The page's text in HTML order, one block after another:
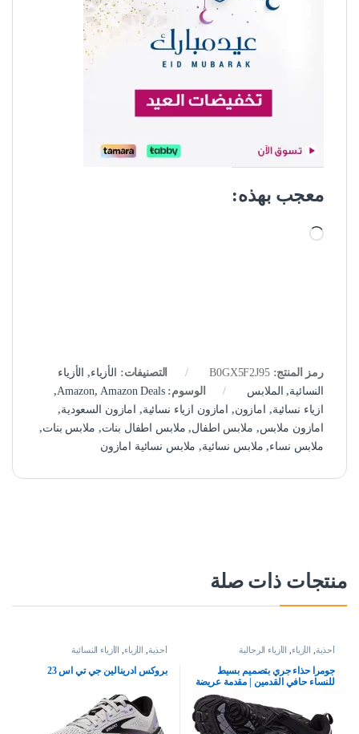
معجب بهذه:
جاري التحميل…
رمز المنتج:B0GX5F2J95 التصنيفات: الأزياء, الأزياء
النسائية, الملابس الوسوم: Amazon,Amazon Deals
,
ازياء نسائية, امازون, امازون ازياء نسائية, امازون السعودية,
امازون ملابس, ملابس اطفال, ملابس اطفال بنات, ملابس بنات,
ملابس نساء, ملابس نسائية, ملابس نسائية امازون
منتجات ذات صلة
أحذية الأزياء الأزياء الرجالية
جومرا حذاء جري بتصميم بسيط
للنساء حافي القدمين | مقدمة عريضة
أحذية الأزياء الأزياء النسائية
بروكس ادرينالين جي تي اس 23